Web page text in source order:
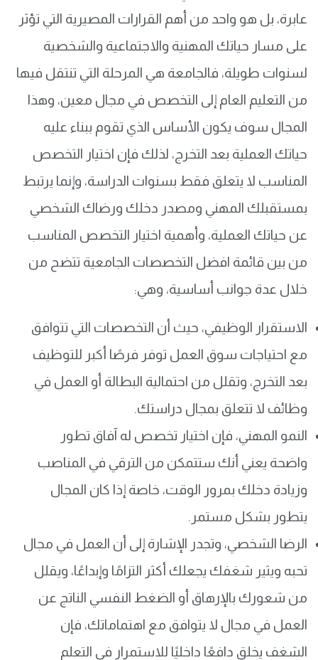
عابرة، بل هو واحد من أهم القرارات المصيرية التي تؤثر
على مسار حياتك المهنية والاجتماعية والشخصية
لسنوات طويلة، فالجامعة هي المرحلة التي تنتقل فيها
من التعليم العام إلى التخصص في مجال معين، وهذا
المجال سوف يكون الأساس الذي تقوم ببناء عليه
حياتك العملية بعد التخرج، لذلك فإن اختيار التخصص
المناسب لا يتعلق فقط بسنوات الدراسة، وإنما يرتبط
بمستقبلك المهني ومصدر دخلك ورضاك الشخصي
عن حياتك العملية، وأهمية اختيار التخصص المناسب
من بين قائمة افضل التخصصات الجامعية تتضح من
خلال عدة جوانب أساسية، وهي:
الاستقرار الوظيفي، حيث أن التخصصات التي تتوافق
مع احتياجات سوق العمل توفر فرصًا أكبر للتوظيف
بعد التخرج، وتقلل من احتمالية البطالة أو العمل في
وظائف لا تتعلق بمجال دراستك.
النمو المهني، فإن اختيار تخصص له آفاق تطور
واضحة يعني أنك ستتمكن من الترقي في المناصب
وزيادة دخلك بمرور الوقت، خاصة إذا كان المجال
يتطور بشكل مستمر.
الرضا الشخصي، وتجدر الإشارة إلى أن العمل في مجال
تحبه ويثير شغفك يجعلك أكثر التزامًا وإبداعًا، ويقلل
من شعورك بالإرهاق أو الضغط النفسي الناتج عن
العمل في مجال لا يتوافق مع اهتماماتك، فإن
الشغف يخلق دافعًا داخليًا للاستمرار في التعلم